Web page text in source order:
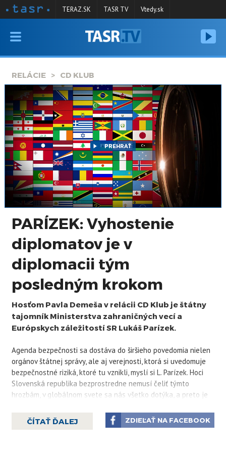
VYSIELANIE
SPRAVODAJSTVO
KONTAKT
ARCHÍV
TERAZ.SK TASR TV Vtedy.sk
RELÁCIE CD KLUB
PREHRAŤ
PARÍZEK: Vyhostenie
diplomatov je v
diplomacii tým
posledným krokom
Hosťom Pavla Demeša v relácii CD Klub je štátny
tajomník Ministerstva zahraničných vecí a
Európskych záležitostí SR Lukáš Parízek.
Agenda bezpečnosti sa dostáva do širšieho povedomia nielen
orgánov štátnej správy, ale aj verejnosti, ktorá si uvedomuje
bezpečnostné riziká, ktoré tu vznikli, myslí si L. Parízek. Hoci
Slovenská republika bezprostredne nemusí čeliť týmto
hrozbám, v globálnom svete sa nás všetko dotýka, a preto je
tvrdí L. Parízek.
ČÍTAŤ ĎALEJ ZDIEĽAŤ NA FACEBOOK